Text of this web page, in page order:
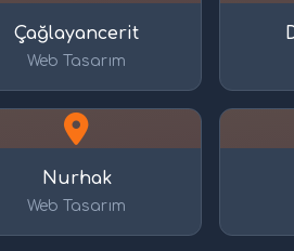
Çağlayancerit
Web Tasarım
Nurhak
Web Tasarım